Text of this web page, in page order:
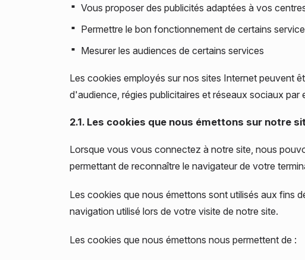
Vous proposer des publicités adaptées à vos
Permettre le bon fonctionnement de certains
Mesurer les audiences de certains services
Les cookies employés sur nos sites Internet peuvent
d'audience, régies publicitaires et réseaux sociaux par
2.1. Les cookies que nous émettons sur notre
Lorsque vous vous connectez à notre site, nous
permettant de reconnaître le navigateur de votre
Les cookies que nous émettons sont utilisés aux fins
navigation utilisé lors de votre visite de notre site.
Les cookies que nous émettons nous permettent de :